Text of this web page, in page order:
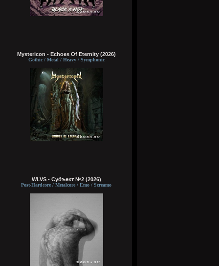
Mystericon - Echoes Of Eternity (2026)
Gothic / Metal / Heavy / Symphonic
WLVS - Субъект №2 (2026)
Post-Hardcore / Metalcore / Emo / Screamo